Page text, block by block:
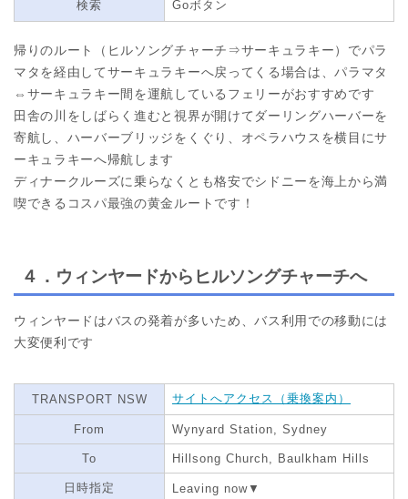
検索 Goボタン
帰りのルート（ヒルソングチャーチ⇒サーキュラキー）でパラ
マタを経由してサーキュラキーへ戻ってくる場合は、パラマタ
⇔サーキュラキー間を運航しているフェリーがおすすめです
田舎の川をしばらく進むと視界が開けてダーリングハーバーを
寄航し、ハーバーブリッジをくぐり、オペラハウスを横目にサ
ーキュラキーへ帰航します
ディナークルーズに乗らなくとも格安でシドニーを海上から満
喫できるコスパ最強の黄金ルートです！
４．ウィンヤードからヒルソングチャーチへ
ウィンヤードはバスの発着が多いため、バス利用での移動には
大変便利です
TRANSPORT NSW サイトへアクセス（乗換案内）
From Wynyard Station, Sydney
To Hillsong Church, Baulkham Hills
日時指定 Leaving now▼